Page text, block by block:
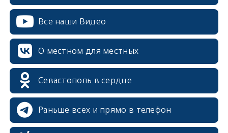
Все наши Видео
О местном для местных
Севастополь в сердце
Раньше всех и прямо в телефон